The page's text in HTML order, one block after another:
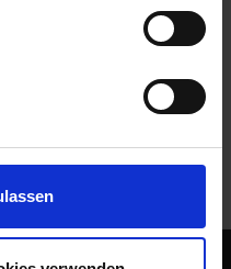
diskutieren...
mehr